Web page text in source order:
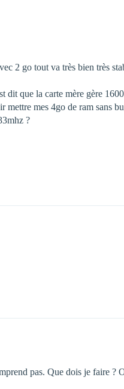
2 go tout va très bien très
dit que la carte mère gère
mes 4go de ram sans
?
pas. Que dois je faire